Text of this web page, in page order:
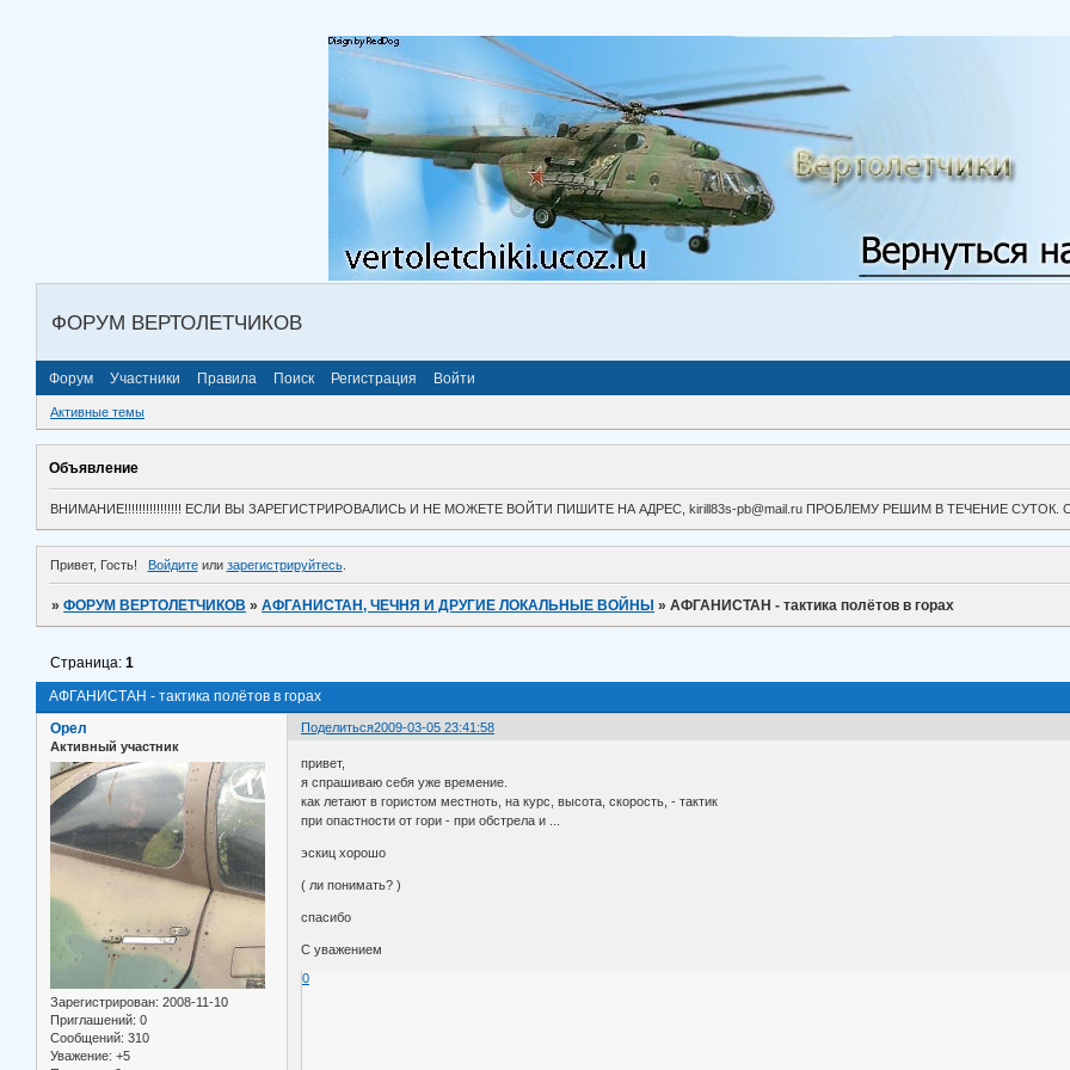
ФОРУМ ВЕРТОЛЕТЧИКОВ
Форум Участники Правила Поиск Регистрация Войти
Активные темы
Объявление
ВНИМАНИЕ!!!!!!!!!!!!!!!! ЕСЛИ ВЫ ЗАРЕГИСТРИРОВАЛИСЬ И НЕ МОЖЕТЕ ВОЙТИ ПИШИТЕ НА АДРЕС, kirill83s-pb@mail.ru ПРОБЛЕМУ РЕШИМ В ТЕЧЕНИЕ
Привет, Гость! Войдитеили зарегистрируйтесь.
»ФОРУМ ВЕРТОЛЕТЧИКОВ »АФГАНИСТАН, ЧЕЧНЯ И ДРУГИЕ ЛОКАЛЬНЫЕ ВОЙНЫ »АФГАНИСТАН - тактика полётов в горах
АФГАНИСТАН - тактика полётов в горах
Страница:1
Поделиться2009-03-05 23:41:58
Орел
Активный участник
Зарегистрирован: 2008-11-10
Приглашений: 0
Сообщений: 310
Уважение: +5
привет,
я спрашиваю себя уже времение.
как летают в гористом местноть, на курс, высота, скорость, - тактик
при опастности от гори - при обстрела и ...
эскиц хорошо
( ли понимать? )
спасибо
С уважением
0